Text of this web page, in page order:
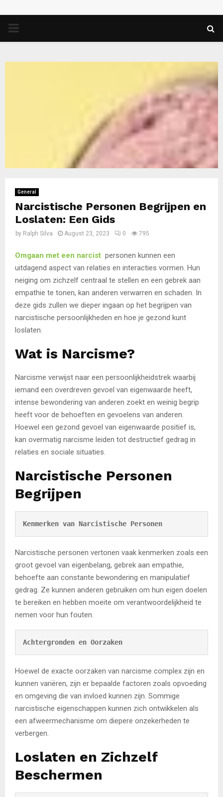
PRIMARY
General
Narcistische Personen Begrijpen en
Loslaten: Een Gids
by Ralph Silva August 23, 2023 0 795
Omgaan met een narcist personen kunnen een
uitdagend aspect van relaties en interacties vormen. Hun
neiging om zichzelf centraal te stellen en een gebrek aan
empathie te tonen, kan anderen verwarren en schaden. In
deze gids zullen we dieper ingaan op het begrijpen van
narcistische persoonlijkheden en hoe je gezond kunt
loslaten.
Wat is Narcisme?
Narcisme verwijst naar een persoonlijkheidstrek waarbij
iemand een overdreven gevoel van eigenwaarde heeft,
intense bewondering van anderen zoekt en weinig begrip
heeft voor de behoeften en gevoelens van anderen.
Hoewel een gezond gevoel van eigenwaarde positief is,
kan overmatig narcisme leiden tot destructief gedrag in
relaties en sociale situaties.
Narcistische Personen
Begrijpen
Kenmerken van Narcistische Personen
Narcistische personen vertonen vaak kenmerken zoals een
groot gevoel van eigenbelang, gebrek aan empathie,
behoefte aan constante bewondering en manipulatief
gedrag. Ze kunnen anderen gebruiken om hun eigen doelen
te bereiken en hebben moeite om verantwoordelijkheid te
nemen voor hun fouten.
Achtergronden en Oorzaken
Hoewel de exacte oorzaken van narcisme complex zijn en
kunnen variëren, zijn er bepaalde factoren zoals opvoeding
en omgeving die van invloed kunnen zijn. Sommige
narcistische eigenschappen kunnen zich ontwikkelen als
een afweermechanisme om diepere onzekerheden te
verbergen.
Loslaten en Zichzelf
Beschermen